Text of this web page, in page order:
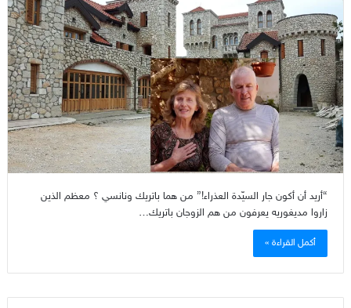
“أريد أن أكون جار السيّدة العذراء!” من هما باتريك ونانسي ؟ معظم الذين
زاروا مديغوريه يعرفون من هم الزوجان باتريك…
أكمل القراءة »